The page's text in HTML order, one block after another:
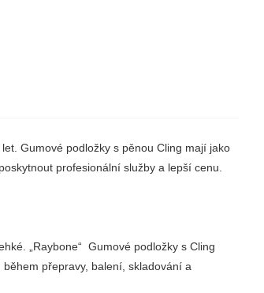
Gumové podložky s pěnou Cling mají jako
profesionální služby a lepší cenu.
„Raybone“ Gumové podložky s Cling
přepravy, balení, skladování a